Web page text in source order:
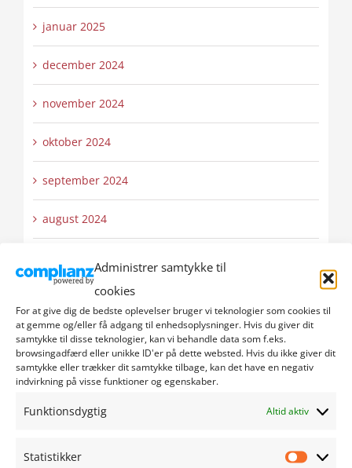
Administrer samtykke til
cookies
For at give dig de bedste oplevelser bruger vi teknologier som cookies til
at gemme og/eller få adgang til enhedsoplysninger. Hvis du giver dit
samtykke til disse teknologier, kan vi behandle data som f.eks.
browsingadfærd eller unikke ID'er på dette websted. Hvis du ikke giver dit
samtykke eller trækker dit samtykke tilbage, kan det have en negativ
indvirkning på visse funktioner og egenskaber.
Funktionsdygtig Altid aktiv
Statistikker
januar 2025
december 2024
november 2024
oktober 2024
september 2024
august 2024
maj 2024
april 2024
marts 2024
februar 2024